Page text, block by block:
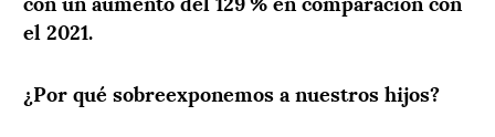
el 2021.
¿Por qué sobreexponemos a nuestros hijos?